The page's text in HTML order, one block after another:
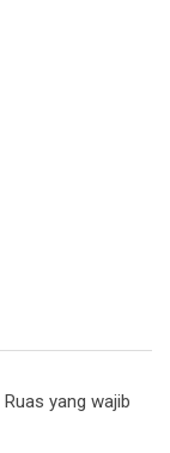
Ruas yang wajib